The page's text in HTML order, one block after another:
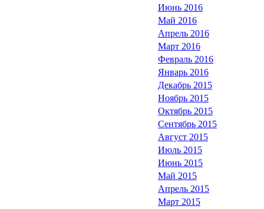
Июнь 2016
Май 2016
Апрель 2016
Март 2016
Февраль 2016
Январь 2016
Декабрь 2015
Ноябрь 2015
Октябрь 2015
Сентябрь 2015
Август 2015
Июль 2015
Июнь 2015
Май 2015
Апрель 2015
Март 2015